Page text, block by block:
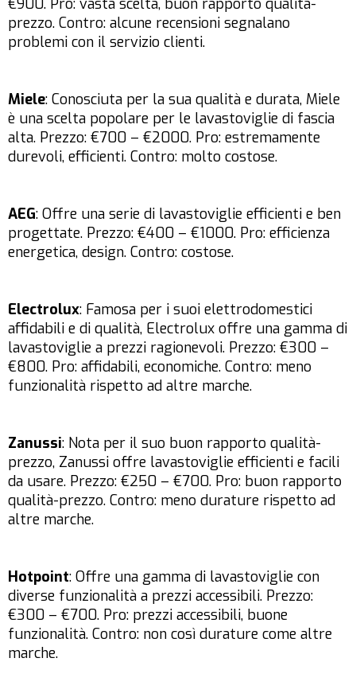
€900. Pro: vasta scelta, buon rapporto qualità-
prezzo. Contro: alcune recensioni segnalano
problemi con il servizio clienti.
Miele: Conosciuta per la sua qualità e durata, Miele
è una scelta popolare per le lavastoviglie di fascia
alta. Prezzo: €700 – €2000. Pro: estremamente
durevoli, efficienti. Contro: molto costose.
AEG: Offre una serie di lavastoviglie efficienti e ben
progettate. Prezzo: €400 – €1000. Pro: efficienza
energetica, design. Contro: costose.
Electrolux: Famosa per i suoi elettrodomestici
affidabili e di qualità, Electrolux offre una gamma di
lavastoviglie a prezzi ragionevoli. Prezzo: €300 –
€800. Pro: affidabili, economiche. Contro: meno
funzionalità rispetto ad altre marche.
Zanussi: Nota per il suo buon rapporto qualità-
prezzo, Zanussi offre lavastoviglie efficienti e facili
da usare. Prezzo: €250 – €700. Pro: buon rapporto
qualità-prezzo. Contro: meno durature rispetto ad
altre marche.
Hotpoint: Offre una gamma di lavastoviglie con
diverse funzionalità a prezzi accessibili. Prezzo:
€300 – €700. Pro: prezzi accessibili, buone
funzionalità. Contro: non così durature come altre
marche.